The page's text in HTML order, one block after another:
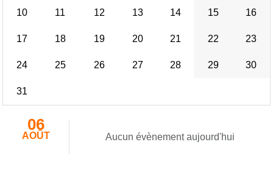
10 11 12 13 14 15 16
17 18 19 20 21 22 23
24 25 26 27 28 29 30
31
06
AOÛT Aucun évènement aujourd'hui